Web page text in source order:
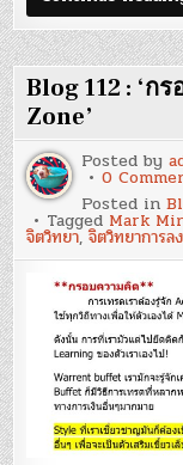
Blog 112 : ‘ก
Zone’
Posted by
0
Posted in
Tagged Mark
จิตวิทยา,จิตวิทยาการล